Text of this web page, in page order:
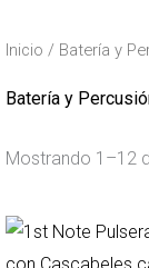
Inicio / Batería y
Batería y
Mostrando 1–12